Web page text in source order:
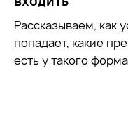
Рассказываем, как
попадает, какие
есть у такого